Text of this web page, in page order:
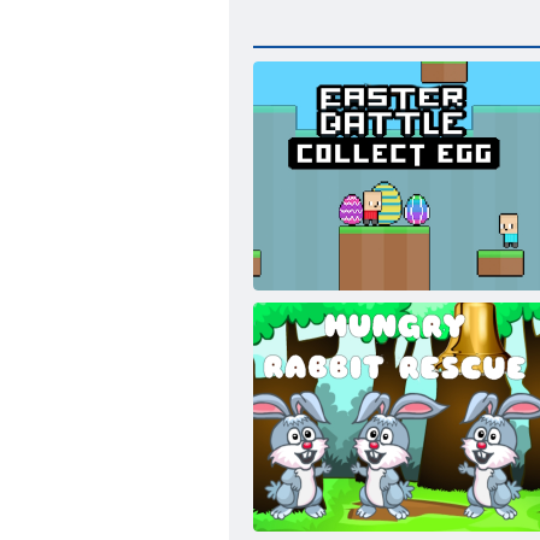
Battaglia di Pasqua Raccogli l'uovo